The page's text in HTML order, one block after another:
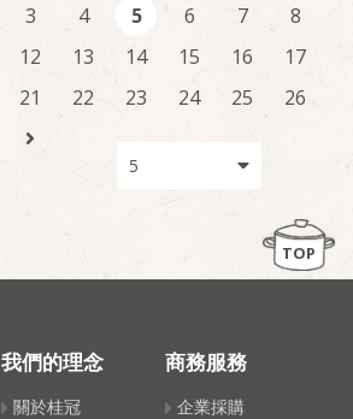
3 4 5 6 7
8
12 13 14 15 16
17
21 22 23 24 25
26
TOP
我們的理念
關於桂冠
商務服務
企業採購